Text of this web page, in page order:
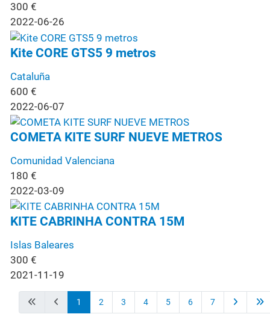
300 €
2022-06-26
Kite CORE GTS5 9 metros
Cataluña
600 €
2022-06-07
COMETA KITE SURF NUEVE METROS
Comunidad Valenciana
180 €
2022-03-09
KITE CABRINHA CONTRA 15M
Islas Baleares
300 €
2021-11-19
1 2 3 4 5 6 7